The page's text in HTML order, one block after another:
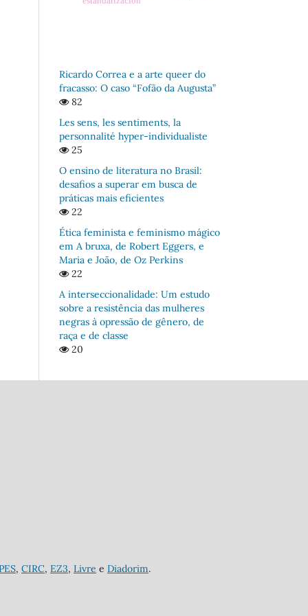
Ricardo Correa e a arte queer do
fracasso: O caso “Fofão da Augusta”
82
Les sens, les sentiments, la
personnalité hyper-individualiste
25
O ensino de literatura no Brasil:
desafios a superar em busca de
práticas mais eficientes
22
Ética feminista e feminismo mágico
em A bruxa, de Robert Eggers, e
Maria e João, de Oz Perkins
22
A interseccionalidade: Um estudo
sobre a resistência das mulheres
negras à opressão de gênero, de
raça e de classe
20
, CIRC, EZ3, Livre e Diadorim.